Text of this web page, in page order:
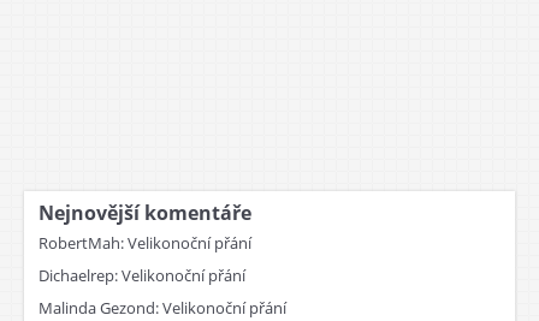
Nejnovější komentáře
RobertMah:Velikonoční přání
Dichaelrep:Velikonoční přání
Malinda Gezond:Velikonoční přání